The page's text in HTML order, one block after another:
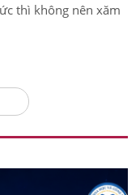
thì không nên xăm